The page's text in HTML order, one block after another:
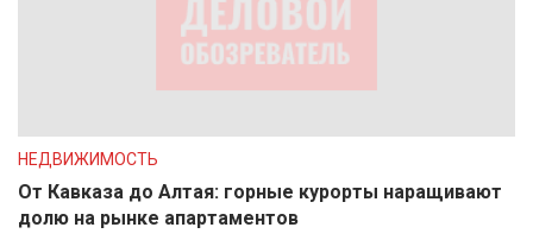
НЕДВИЖИМОСТЬ
От Кавказа до Алтая: горные курорты наращивают
долю на рынке апартаментов